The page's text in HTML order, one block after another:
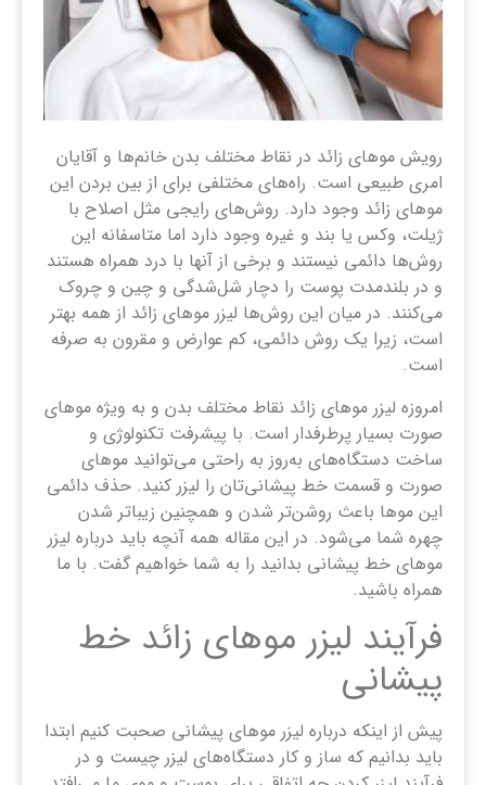
رویش موهای زائد در نقاط مختلف بدن خانم‌ها و آقایان
امری طبیعی است. راه‌های مختلفی برای از بین بردن این
موهای زائد وجود دارد. روش‌های رایجی مثل اصلاح با
ژیلت، وکس یا بند و غیره وجود دارد اما متاسفانه این
روش‌ها دائمی نیستند و برخی از آنها با درد همراه هستند
و در بلندمدت پوست را دچار شل‌شدگی و چین و چروک
می‌کنند. در میان این روش‌ها لیزر موهای زائد از همه بهتر
است، زیرا یک روش دائمی، کم عوارض و مقرون به صرفه
است.
امروزه لیزر موهای زائد نقاط مختلف بدن و به ویژه موهای
صورت بسیار پرطرفدار است. با پیشرفت تکنولوژی و
ساخت دستگاه‌های به‌روز به راحتی می‌توانید موهای
صورت و قسمت خط پیشانی‌تان را لیزر کنید. حذف دائمی
این موها باعث روشن‌تر شدن و همچنین زیباتر شدن
چهره شما می‌شود. در این مقاله همه آنچه باید درباره لیزر
موهای خط پیشانی بدانید را به شما خواهیم گفت. با ما
همراه باشید.
فرآیند لیزر موهای زائد خط
پیشانی
پیش از اینکه درباره لیزر موهای پیشانی صحبت کنیم ابتدا
باید بدانیم که ساز و کار دستگاه‌های لیزر چیست و در